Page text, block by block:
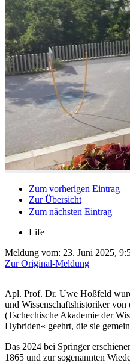
Zum vorherigen Eintrag
Zur Übersicht
Zum nächsten Eintrag
Life
Meldung vom: 23. Juni 2025,
Zur Original-Meldung
Apl. Prof. Dr. Uwe Hoßfeld
und Wissenschaftshistoriker
(Tschechische Akademie der
Hybriden« geehrt, die sie
Das 2024 bei Springer
1865 und zur sogenannten